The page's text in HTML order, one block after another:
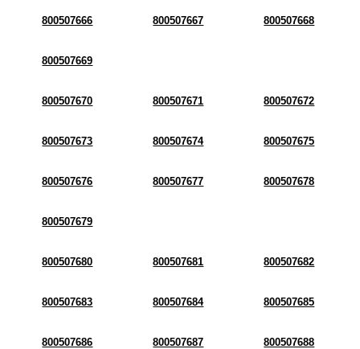
800507666 800507667 800507668
800507669
800507670 800507671 800507672
800507673 800507674 800507675
800507676 800507677 800507678
800507679
800507680 800507681 800507682
800507683 800507684 800507685
800507686 800507687 800507688